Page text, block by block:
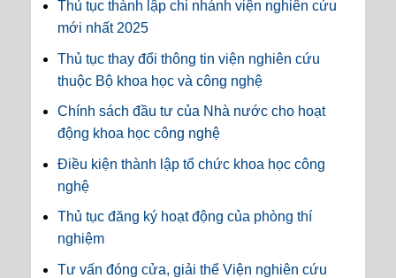
Thủ tục thành lập chi nhánh viện nghiên cứu
mới nhất 2025
Thủ tục thay đổi thông tin viện nghiên cứu
thuộc Bộ khoa học và công nghệ
Chính sách đầu tư của Nhà nước cho hoạt
động khoa học công nghệ
Điều kiện thành lập tổ chức khoa học công
nghệ
Thủ tục đăng ký hoạt động của phòng thí
nghiệm
Tư vấn đóng cửa, giải thể Viện nghiên cứu